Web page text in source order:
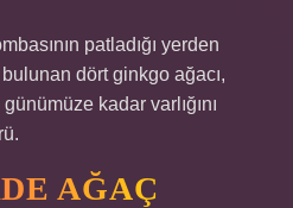
patladığı yerden
dört ginkgo ağacı,
kadar varlığını
AĞAÇ